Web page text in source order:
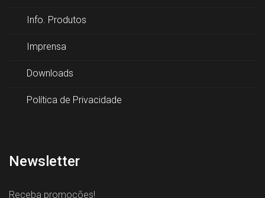
Info. Produtos
Imprensa
Downloads
Política de Privacidade
Newsletter
Receba promoções!